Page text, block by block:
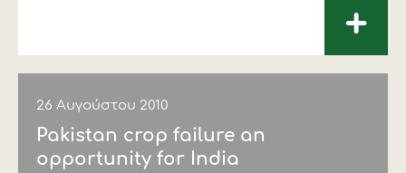
+
26 Αυγούστου 2010
Pakistan crop failure an
opportunity for India